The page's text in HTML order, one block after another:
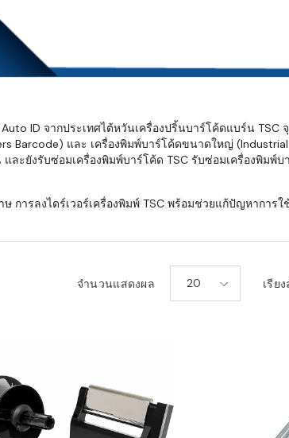
ID จากประเทศไต้หวันเครื่องปริ้นบาร์โค้ดแบร์น TSC
Barcode) และ เครื่องพิมพ์บาร์โค้ดขนาดใหญ่
ะยังรับซ่อมเครื่องพิมพ์บาร์โค้ด TSC รับซ่อมเครื่องพิมพ์บ
ารลงไดร์เวอร์เครื่องพิมพ์ TSC พร้อมช่วยแก้ปัญหาการ
จำนวนแสดงผล 20 เรีย